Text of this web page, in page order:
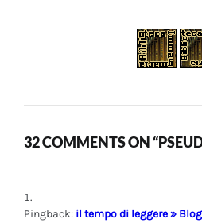
32 COMMENTS ON
Pingback: il tempo di leggere »